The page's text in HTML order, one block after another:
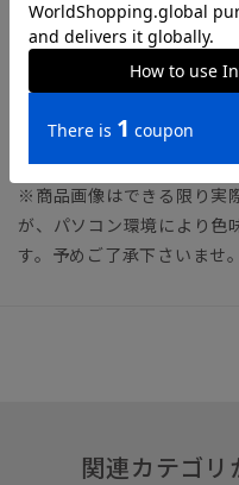
サイズ詳細
※カラー名は管理用の表記
品画像をご確認ください。
※商品画像はできる限り実
が、パソコン環境により色
す。予めご了承下さいませ。
関連カテゴ